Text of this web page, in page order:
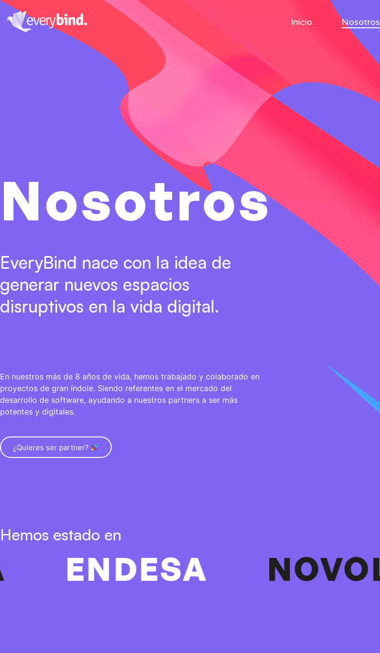
Inicio Nosotros
Nosotros
EveryBind nace con la idea de
generar nuevos espacios
disruptivos en la vida digital.
En nuestros más de 8 años de vida, hemos trabajado y colaborado en
proyectos de gran índole. Siendo referentes en el mercado del
desarrollo de software, ayudando a nuestros partners a ser más
potentes y digitales.
¿Quieres ser partner?
Hemos estado en
NOVOLITIO